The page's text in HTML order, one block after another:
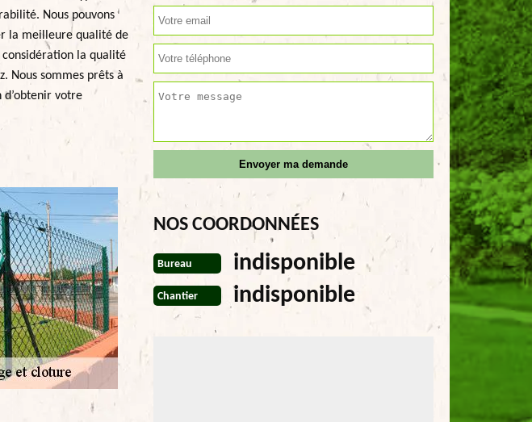
Nous pouvons
la meilleure qualité de
la qualité
Nous sommes prêts à
votre
NOS COORDONNÉES
Bureau indisponible
Chantier indisponible